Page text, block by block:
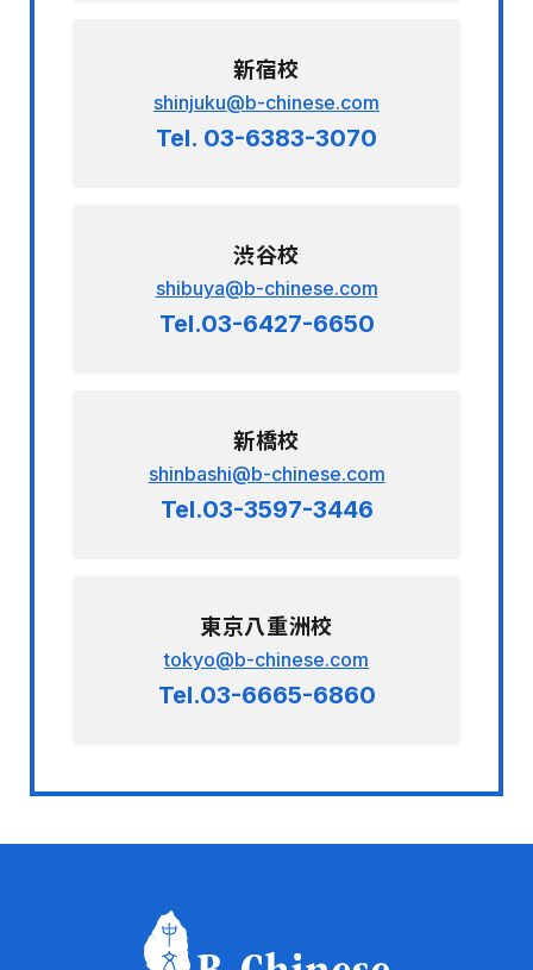
新宿校
shinjuku@b-chinese.com
Tel. 03-6383-3070
渋谷校
shibuya@b-chinese.com
Tel.03-6427-6650
新橋校
shinbashi@b-chinese.com
Tel.03-3597-3446
東京八重洲校
tokyo@b-chinese.com
Tel.03-6665-6860